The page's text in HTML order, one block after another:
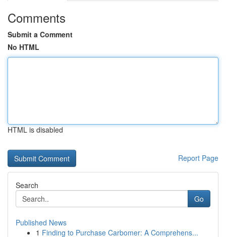
Comments
Submit a Comment
No HTML
HTML is disabled
Report Page
Search
Go
Published News
1 Finding to Purchase Carbomer: A Comprehens...